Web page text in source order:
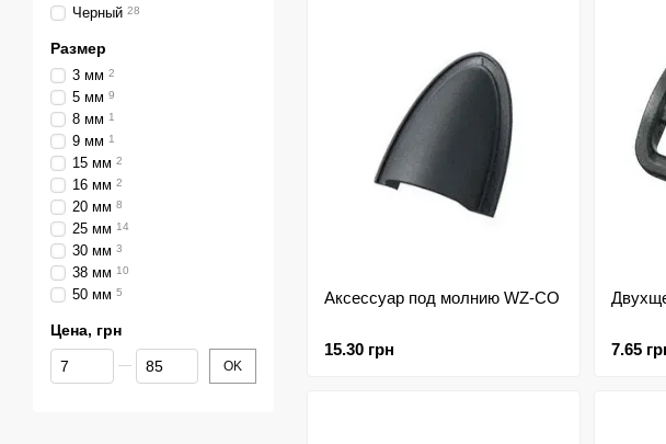
Аксессуар под молнию WZ-CO
15.30 грн 7.65
Черный 28
Размер
3 мм 2
5 мм 9
8 мм 1
9 мм 1
15 мм 2
16 мм 2
20 мм 8
25 мм 14
30 мм 3
38 мм 10
50 мм 5
Цена, грн
От Цена, грн
До Цена, грн OK